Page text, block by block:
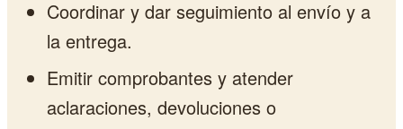
Coordinar y dar seguimiento al envío y a
la entrega.
Emitir comprobantes y atender
aclaraciones, devoluciones o